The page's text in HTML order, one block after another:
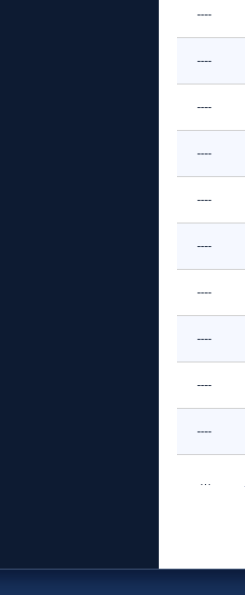
----
----
----
----
----
----
----
----
----
----